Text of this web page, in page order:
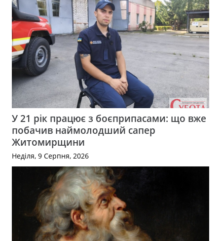
У 21 рік працює з боєприпасами: що вже
побачив наймолодший сапер
Житомирщини
Неділя, 9 Серпня, 2026